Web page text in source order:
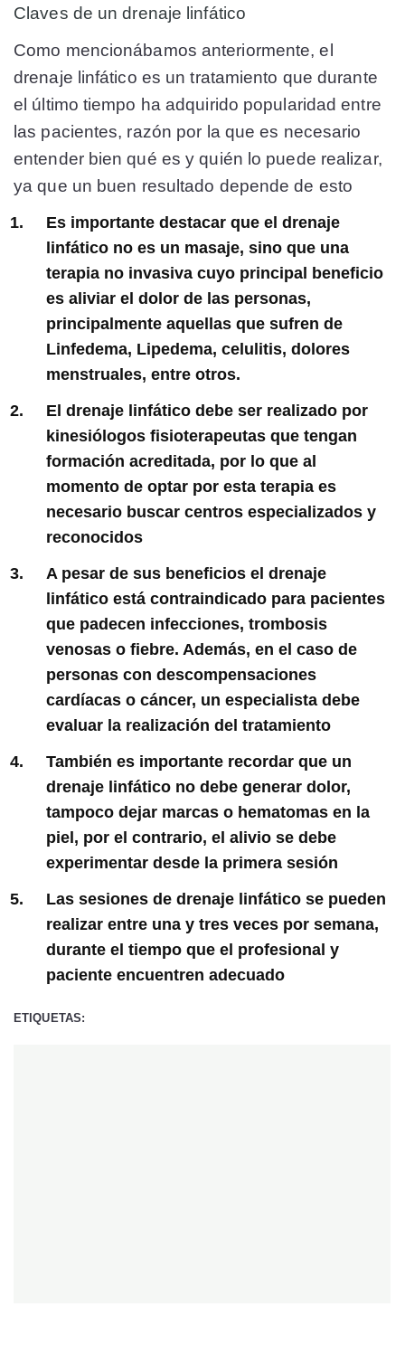
Claves de un drenaje linfático
Como mencionábamos anteriormente, el
drenaje linfático es un tratamiento que durante
el último tiempo ha adquirido popularidad entre
las pacientes, razón por la que es necesario
entender bien qué es y quién lo puede realizar,
ya que un buen resultado depende de esto
Es importante destacar que el drenaje
linfático no es un masaje, sino que una
terapia no invasiva cuyo principal beneficio
es aliviar el dolor de las personas,
principalmente aquellas que sufren de
Linfedema, Lipedema, celulitis, dolores
menstruales, entre otros.
El drenaje linfático debe ser realizado por
kinesiólogos fisioterapeutas que tengan
formación acreditada, por lo que al
momento de optar por esta terapia es
necesario buscar centros especializados y
reconocidos
A pesar de sus beneficios el drenaje
linfático está contraindicado para pacientes
que padecen infecciones, trombosis
venosas o fiebre. Además, en el caso de
personas con descompensaciones
cardíacas o cáncer, un especialista debe
evaluar la realización del tratamiento
También es importante recordar que un
drenaje linfático no debe generar dolor,
tampoco dejar marcas o hematomas en la
piel, por el contrario, el alivio se debe
experimentar desde la primera sesión
Las sesiones de drenaje linfático se pueden
realizar entre una y tres veces por semana,
durante el tiempo que el profesional y
paciente encuentren adecuado
ETIQUETAS: